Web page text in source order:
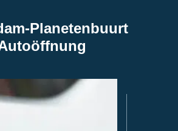
Planetenbuurt